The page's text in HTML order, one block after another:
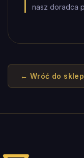
nasz doradca
← Wróć do